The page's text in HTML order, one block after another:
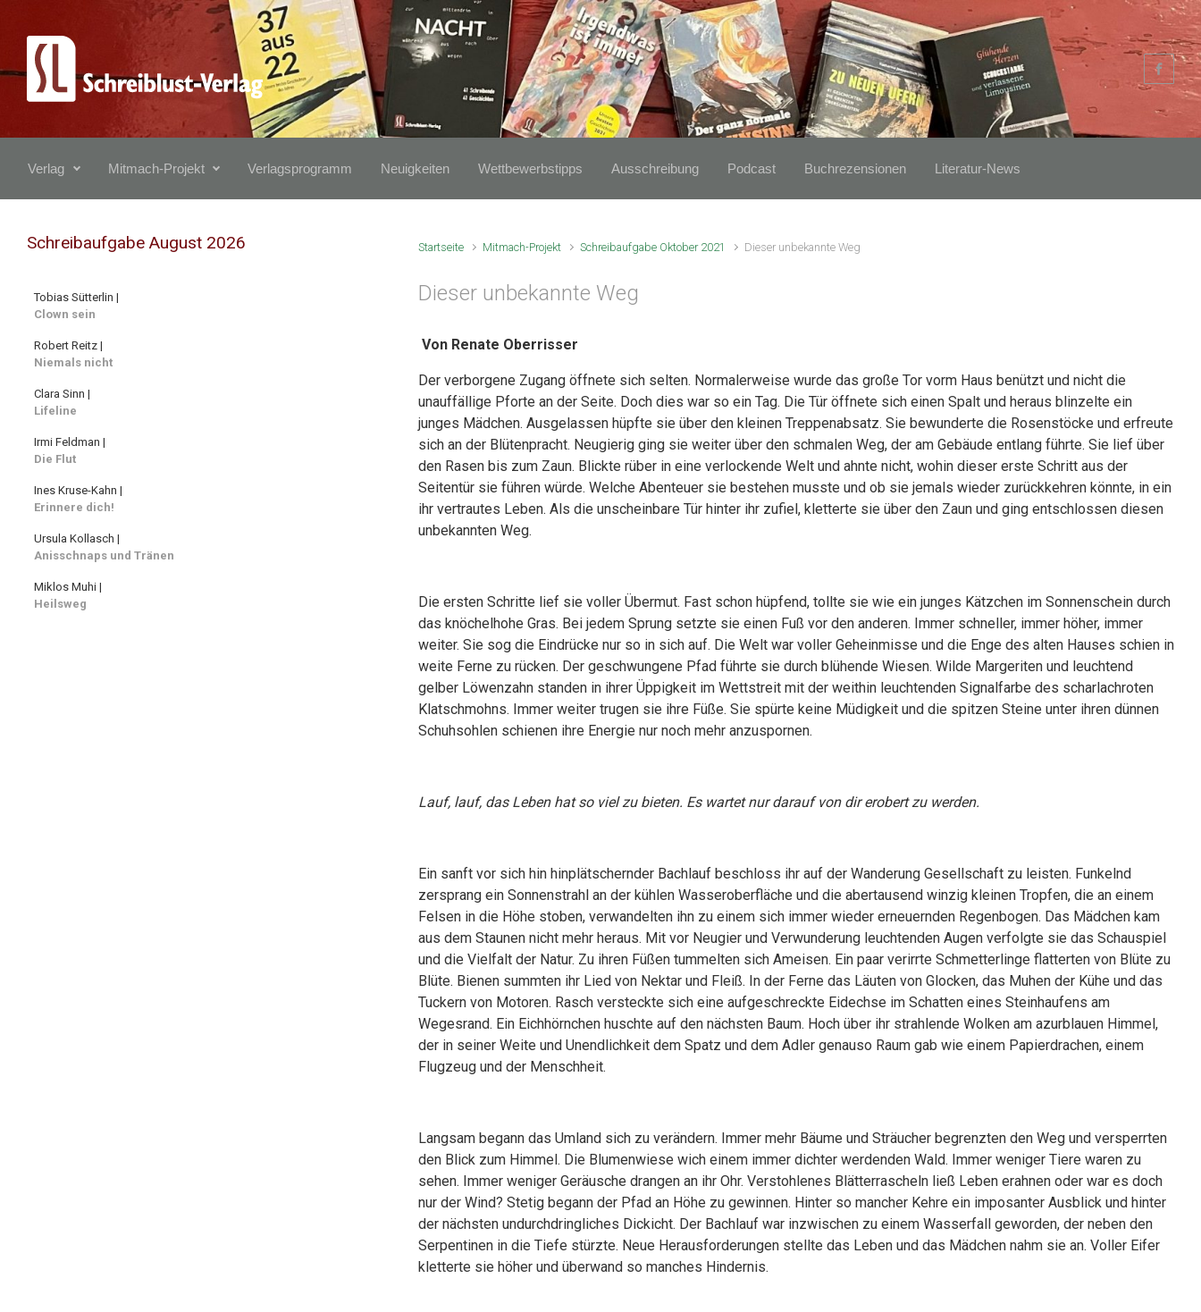
Zum Hauptinhalt springen
Verlag Mitmach-Projekt Verlagsprogramm Neuigkeiten Wettbewerbstipps Ausschreibung Podcast Buchrezensionen Literatur-News
Startseite Mitmach-Projekt Schreibaufgabe Oktober 2021 Dieser unbekannte Weg
Dieser unbekannte Weg
Von Renate Oberrisser
Der verborgene Zugang öffnete sich selten. Normalerweise wurde das große Tor vorm Haus benützt und nicht die
unauffällige Pforte an der Seite. Doch dies war so ein Tag. Die Tür öffnete sich einen Spalt und heraus blinzelte ein
junges Mädchen. Ausgelassen hüpfte sie über den kleinen Treppenabsatz. Sie bewunderte die Rosenstöcke und erfreute
sich an der Blütenpracht. Neugierig ging sie weiter über den schmalen Weg, der am Gebäude entlang führte. Sie lief über
den Rasen bis zum Zaun. Blickte rüber in eine verlockende Welt und ahnte nicht, wohin dieser erste Schritt aus der
Seitentür sie führen würde. Welche Abenteuer sie bestehen musste und ob sie jemals wieder zurückkehren könnte, in ein
ihr vertrautes Leben. Als die unscheinbare Tür hinter ihr zufiel, kletterte sie über den Zaun und ging entschlossen diesen
unbekannten Weg.
Die ersten Schritte lief sie voller Übermut. Fast schon hüpfend, tollte sie wie ein junges Kätzchen im Sonnenschein durch
das knöchelhohe Gras. Bei jedem Sprung setzte sie einen Fuß vor den anderen. Immer schneller, immer höher, immer
weiter. Sie sog die Eindrücke nur so in sich auf. Die Welt war voller Geheinmisse und die Enge des alten Hauses schien in
weite Ferne zu rücken. Der geschwungene Pfad führte sie durch blühende Wiesen. Wilde Margeriten und leuchtend
gelber Löwenzahn standen in ihrer Üppigkeit im Wettstreit mit der weithin leuchtenden Signalfarbe des scharlachroten
Klatschmohns. Immer weiter trugen sie ihre Füße. Sie spürte keine Müdigkeit und die spitzen Steine unter ihren dünnen
Schuhsohlen schienen ihre Energie nur noch mehr anzuspornen.
Lauf, lauf, das Leben hat so viel zu bieten. Es wartet nur darauf von dir erobert zu werden.
Ein sanft vor sich hin hinplätschernder Bachlauf beschloss ihr auf der Wanderung Gesellschaft zu leisten. Funkelnd
zersprang ein Sonnenstrahl an der kühlen Wasseroberfläche und die abertausend winzig kleinen Tropfen, die an einem
Felsen in die Höhe stoben, verwandelten ihn zu einem sich immer wieder erneuernden Regenbogen. Das Mädchen kam
aus dem Staunen nicht mehr heraus. Mit vor Neugier und Verwunderung leuchtenden Augen verfolgte sie das Schauspiel
und die Vielfalt der Natur. Zu ihren Füßen tummelten sich Ameisen. Ein paar verirrte Schmetterlinge flatterten von Blüte zu
Blüte. Bienen summten ihr Lied von Nektar und Fleiß. In der Ferne das Läuten von Glocken, das Muhen der Kühe und das
Tuckern von Motoren. Rasch versteckte sich eine aufgeschreckte Eidechse im Schatten eines Steinhaufens am
Wegesrand. Ein Eichhörnchen huschte auf den nächsten Baum. Hoch über ihr strahlende Wolken am azurblauen Himmel,
der in seiner Weite und Unendlichkeit dem Spatz und dem Adler genauso Raum gab wie einem Papierdrachen, einem
Flugzeug und der Menschheit.
Langsam begann das Umland sich zu verändern. Immer mehr Bäume und Sträucher begrenzten den Weg und versperrten
den Blick zum Himmel. Die Blumenwiese wich einem immer dichter werdenden Wald. Immer weniger Tiere waren zu
sehen. Immer weniger Geräusche drangen an ihr Ohr. Verstohlenes Blätterrascheln ließ Leben erahnen oder war es doch
nur der Wind? Stetig begann der Pfad an Höhe zu gewinnen. Hinter so mancher Kehre ein imposanter Ausblick und hinter
der nächsten undurchdringliches Dickicht. Der Bachlauf war inzwischen zu einem Wasserfall geworden, der neben den
Serpentinen in die Tiefe stürzte. Neue Herausforderungen stellte das Leben und das Mädchen nahm sie an. Voller Eifer
kletterte sie höher und überwand so manches Hindernis.
Schreibaufgabe August 2026
Tobias Sütterlin |
Clown sein
Robert Reitz |
Niemals nicht
Clara Sinn |
Lifeline
Irmi Feldman |
Die Flut
Ines Kruse-Kahn |
Erinnere dich!
Ursula Kollasch |
Anisschnaps und Tränen
Miklos Muhi |
Heilsweg